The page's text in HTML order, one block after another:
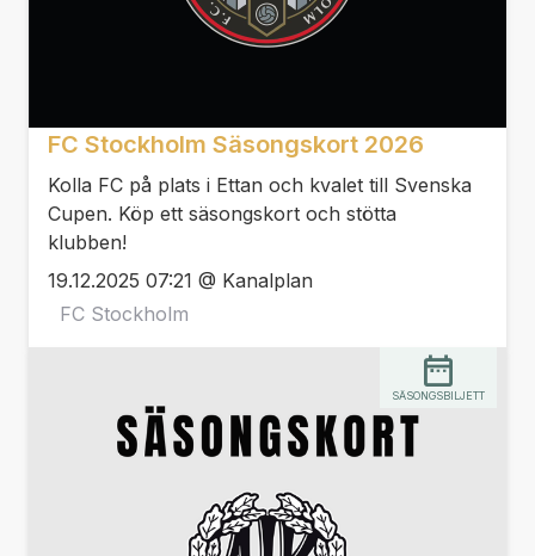
FC Stockholm Säsongskort 2026
Kolla FC på plats i Ettan och kvalet till Svenska
Cupen. Köp ett säsongskort och stötta
klubben!
19.12.2025 07:21 @ Kanalplan
FC Stockholm
SÄSONGSBILJETT